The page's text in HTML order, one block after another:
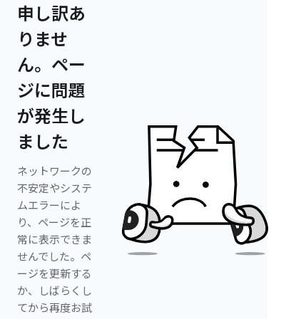
申し訳あ
りませ
ん。ペー
ジに問題
が発生し
ました
ネットワークの
不安定やシステ
ムエラーによ
り、ページを正
常に表示できま
せんでした。ペ
ージを更新する
か、しばらくし
てから再度お試